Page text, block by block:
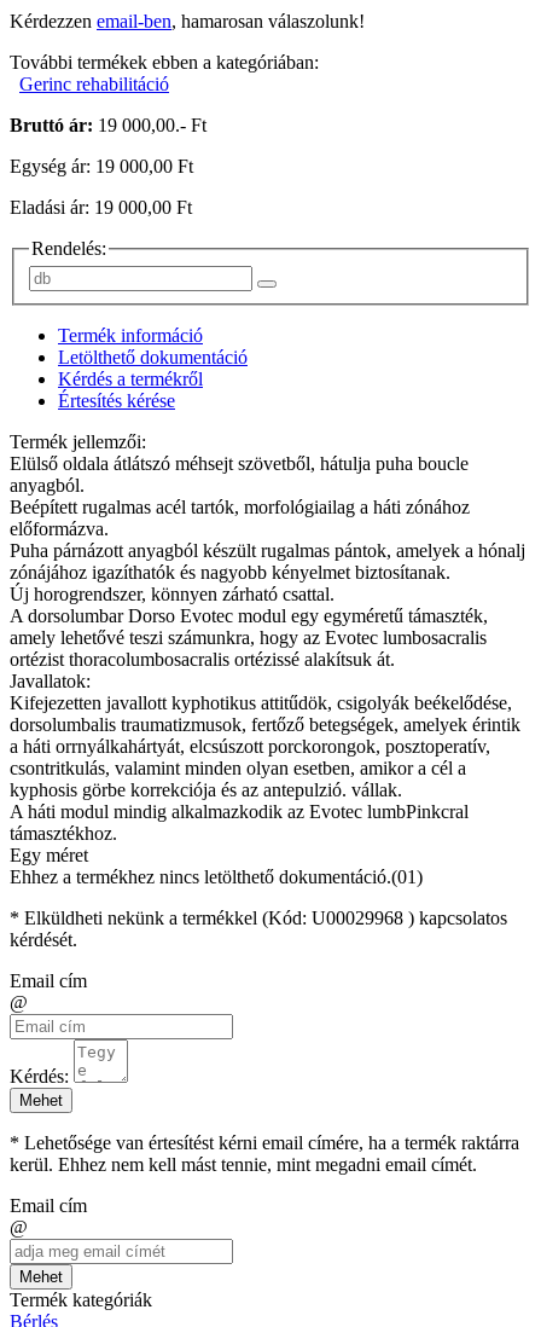
Kérdezzen email-ben, hamarosan válaszolunk!
További termékek ebben a kategóriában:
Gerinc rehabilitáció
Bruttó ár: 19 000,00.- Ft
Egység ár: 19 000,00 Ft
Eladási ár: 19 000,00 Ft
Rendelés:
Termék információ
Letölthető dokumentáció
Kérdés a termékről
Értesítés kérése
Termék jellemzői:
Elülső oldala átlátszó méhsejt szövetből, hátulja puha boucle
anyagból.
Beépített rugalmas acél tartók, morfológiailag a háti zónához
előformázva.
Puha párnázott anyagból készült rugalmas pántok, amelyek a hónalj
zónájához igazíthatók és nagyobb kényelmet biztosítanak.
Új horogrendszer, könnyen zárható csattal.
A dorsolumbar Dorso Evotec modul egy egyméretű támaszték,
amely lehetővé teszi számunkra, hogy az Evotec lumbosacralis
ortézist thoracolumbosacralis ortézissé alakítsuk át.
Javallatok:
Kifejezetten javallott kyphotikus attitűdök, csigolyák beékelődése,
dorsolumbalis traumatizmusok, fertőző betegségek, amelyek érintik
a háti orrnyálkahártyát, elcsúszott porckorongok, posztoperatív,
csontritkulás, valamint minden olyan esetben, amikor a cél a
kyphosis görbe korrekciója és az antepulzió. vállak.
A háti modul mindig alkalmazkodik az Evotec lumbPinkcral
támasztékhoz.
Egy méret
Ehhez a termékhez nincs letölthető dokumentáció.(01)
* Elküldheti nekünk a termékkel (Kód: U00029968 ) kapcsolatos
kérdését.
Email cím
@
Kérdés:
Mehet
* Lehetősége van értesítést kérni email címére, ha a termék raktárra
kerül. Ehhez nem kell mást tennie, mint megadni email címét.
Email cím
@
Mehet
Termék kategóriák
Bérlés